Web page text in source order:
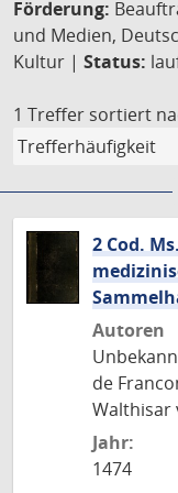
Förderung:
und Medien,
Kultur | Status:
1 Treffer sortiert
2 Cod.
Autoren
de
Walthisar
Jahr:
1474